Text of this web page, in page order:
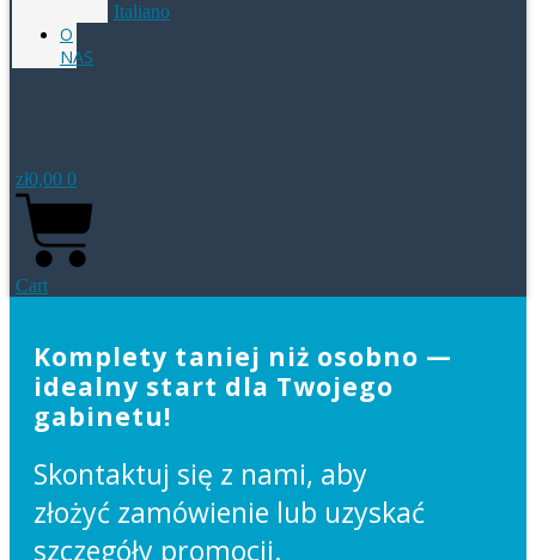
Italiano
O
NAS
zł0,00 0
Cart
Komplety taniej niż osobno —
idealny start dla Twojego
gabinetu!
Skontaktuj się z nami, aby
złożyć zamówienie lub uzyskać
szczegóły promocji.